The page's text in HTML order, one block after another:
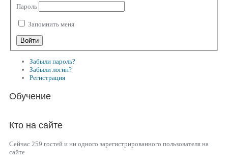
Пароль
Запомнить меня
Забыли пароль?
Забыли логин?
Регистрация
Обучение
Кто на сайте
Сейчас 259 гостей и ни одного зарегистрированного пользователя на
сайте